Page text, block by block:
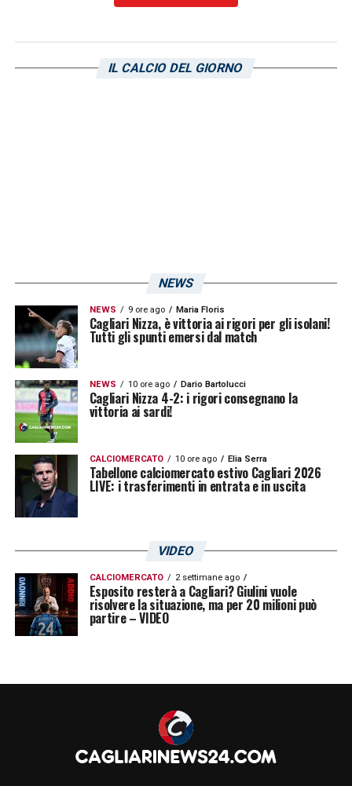
un rendimento in continua crescita sotto la
società sarda sembra essere stata convinta
IL CALCIO DEL GIORNO
NEWS
NEWS 9 ore ago Maria Floris
Cagliari Nizza, è vittoria ai rigori per gli isolani!
Tutti gli spunti emersi dal match
NEWS 10 ore ago Dario Bartolucci
Cagliari Nizza 4-2: i rigori consegnano la
vittoria ai sardi!
CALCIOMERCATO 10 ore ago Elia Serra
Tabellone calciomercato estivo Cagliari 2026
LIVE: i trasferimenti in entrata e in uscita
VIDEO
CALCIOMERCATO 2 settimane ago
Esposito resterà a Cagliari? Giulini vuole
risolvere la situazione, ma per 20 milioni può
partire – VIDEO